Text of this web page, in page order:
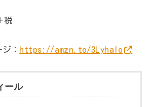
税
： https://amzn.to/3Lyhalo
ール